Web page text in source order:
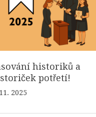
historiků a
potřetí!
2025